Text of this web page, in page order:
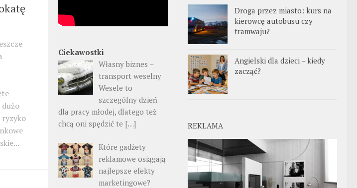
ryzyko
Droga przez miasto: kurs na
kierowcę autobusu czy
tramwaju?
Angielski dla dzieci – kiedy
zacząć?
REKLAMA
Ciekawostki
Własny biznes –
transport weselny
Wesele to
szczególny dzień
dla pracy młodej, dlatego też
chcą oni spędzić te […]
Które gadżety
reklamowe osiągają
najlepsze efekty
marketingowe?